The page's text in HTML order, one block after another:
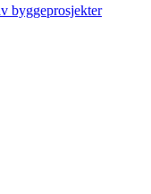
byggeprosjekter